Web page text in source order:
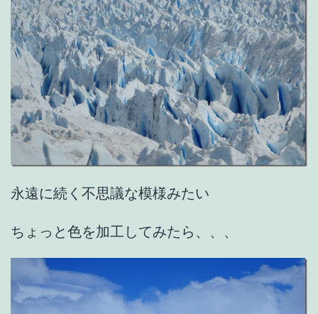
永遠に続く不思議な模様みたい
ちょっと色を加工してみたら、、、